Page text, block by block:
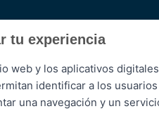
Azul Digital
tu experiencia
web y los aplicativos
identificar a los
una navegación y un